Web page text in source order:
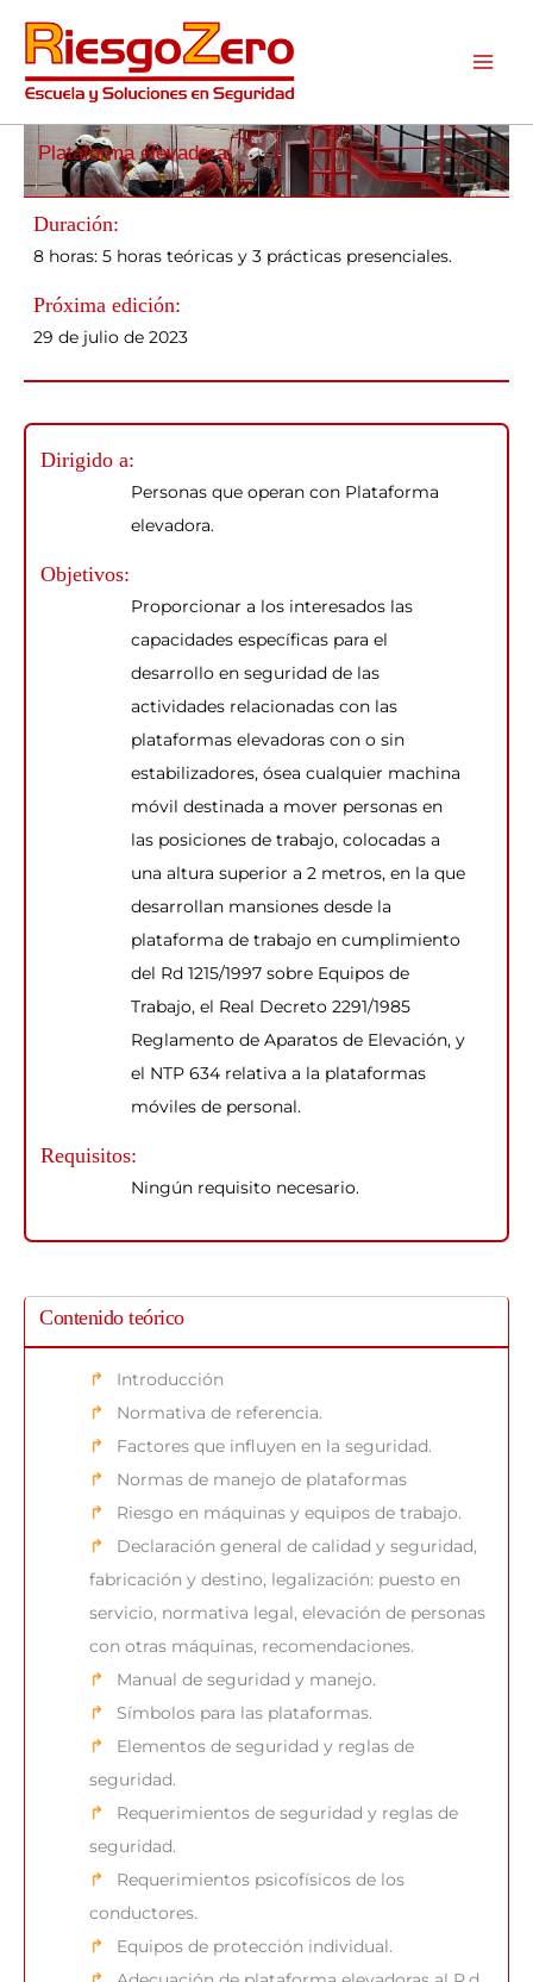
contenido
Plataforma elevadora
Duración:
8 horas: 5 horas teóricas y 3 prácticas presenciales.
Próxima edición:
29 de julio de 2023
Dirigido a:
Personas que operan con Plataforma
elevadora.
Objetivos:
Proporcionar a los interesados las
capacidades específicas para el
desarrollo en seguridad de las
actividades relacionadas con las
plataformas elevadoras con o sin
estabilizadores, ósea cualquier machina
móvil destinada a mover personas en
las posiciones de trabajo, colocadas a
una altura superior a 2 metros, en la que
desarrollan mansiones desde la
plataforma de trabajo en cumplimiento
del Rd 1215/1997 sobre Equipos de
Trabajo, el Real Decreto 2291/1985
Reglamento de Aparatos de Elevación, y
el NTP 634 relativa a la plataformas
móviles de personal.
Requisitos:
Ningún requisito necesario.
Contenido teórico
Introducción
Normativa de referencia.
Factores que influyen en la seguridad.
Normas de manejo de plataformas
Riesgo en máquinas y equipos de trabajo.
Declaración general de calidad y seguridad,
fabricación y destino, legalización: puesto en
servicio, normativa legal, elevación de personas
con otras máquinas, recomendaciones.
Manual de seguridad y manejo.
Símbolos para las plataformas.
Elementos de seguridad y reglas de
seguridad.
Requerimientos de seguridad y reglas de
seguridad.
Requerimientos psicofísicos de los
conductores.
Equipos de protección individual.